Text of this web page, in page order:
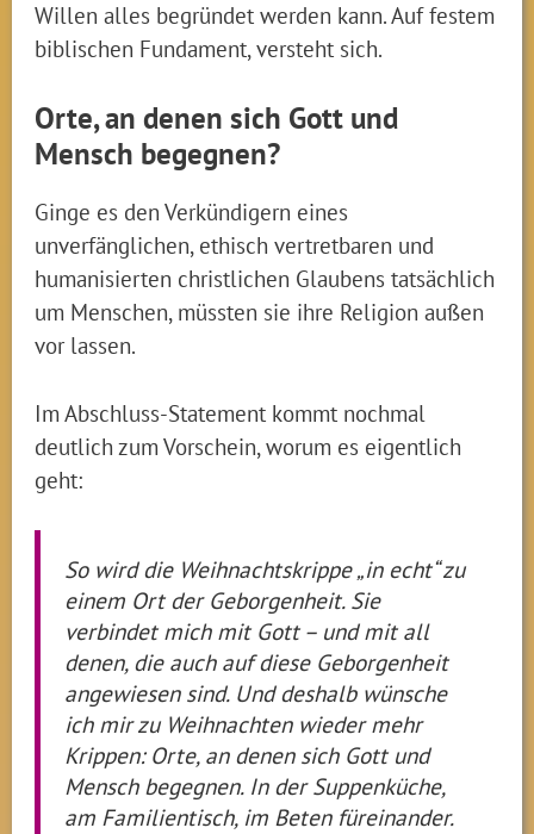
Willen alles begründet werden kann. Auf festem
biblischen Fundament, versteht sich.
Orte, an denen sich Gott und
Mensch begegnen?
Ginge es den Verkündigern eines
unverfänglichen, ethisch vertretbaren und
humanisierten christlichen Glaubens tatsächlich
um Menschen, müssten sie ihre Religion außen
vor lassen.
Im Abschluss-Statement kommt nochmal
deutlich zum Vorschein, worum es eigentlich
geht:
So wird die Weihnachtskrippe „in echt“ zu
einem Ort der Geborgenheit. Sie
verbindet mich mit Gott – und mit all
denen, die auch auf diese Geborgenheit
angewiesen sind. Und deshalb wünsche
ich mir zu Weihnachten wieder mehr
Krippen: Orte, an denen sich Gott und
Mensch begegnen. In der Suppenküche,
am Familientisch, im Beten füreinander.